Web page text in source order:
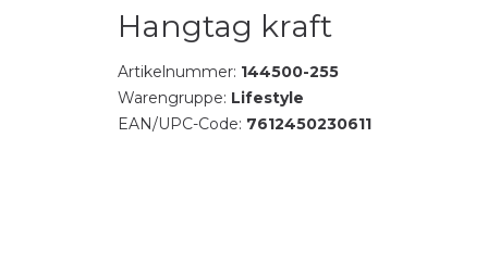
Hangtag kraft
Artikelnummer: 144500-255
Warengruppe: Lifestyle
EAN/UPC-Code: 7612450230611